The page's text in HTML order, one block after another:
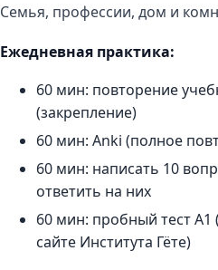
Семья, профессии, дом и
Ежедневная практика:
60 мин: повторение
(закрепление)
60 мин: Anki (полное
60 мин: написать 10
ответить на них
60 мин: пробный тест A1
сайте Института Гёте)